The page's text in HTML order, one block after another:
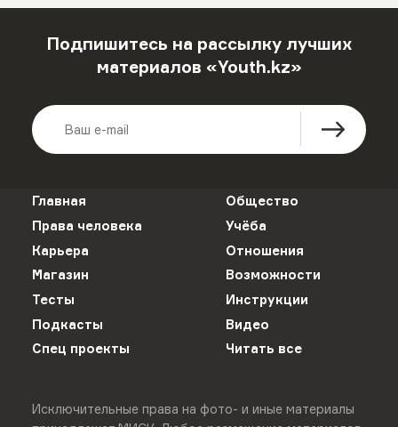
Подпишитесь на рассылку лучших
материалов «Youth.kz»
Главная
Общество
Права человека
Учёба
Карьера
Отношения
Магазин
Возможности
Тесты
Инструкции
Подкасты
Видео
Спец проекты
Читать все
Исключительные права на фото- и иные материалы